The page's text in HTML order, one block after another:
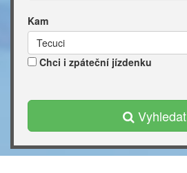
Kam
Tecuci
Chci i zpáteční jízdenku
Vyhledat